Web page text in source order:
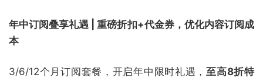
年中订阅叠享礼遇 | 重磅折扣+代金券，优化内容订阅成
本
3/6/12个月订阅套餐，开启年中限时礼遇，至高8折特